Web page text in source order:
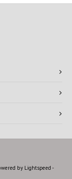
by Lightspeed -